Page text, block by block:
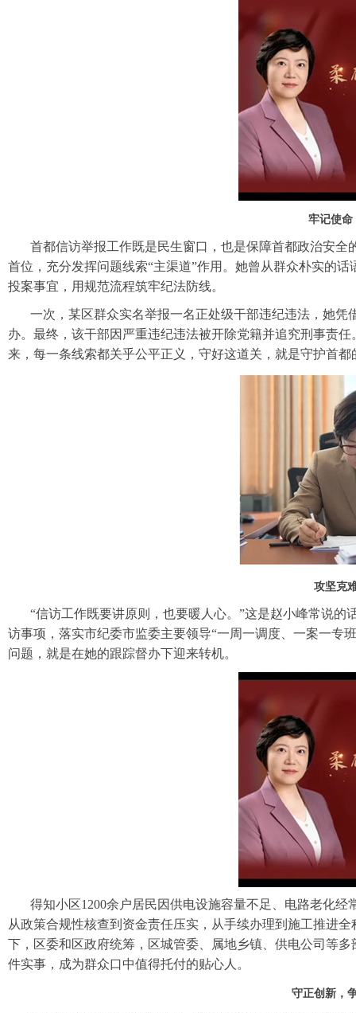
牢记使命
首都信访举报工作既是民生窗口，也是保障首都政治安
首位，充分发挥问题线索“主渠道”作用。她曾从群众朴实的
投案事宜，用规范流程筑牢纪法防线。
一次，某区群众实名举报一名正处级干部违纪违法，她
办。最终，该干部因严重违纪违法被开除党籍并追究刑事责
来，每一条线索都关乎公平正义，守好这道关，就是守护首都
攻坚克
“信访工作既要讲原则，也要暖人心。”这是赵小峰常说
访事项，落实市纪委市监委主要领导“一周一调度、一案一专
问题，就是在她的跟踪督办下迎来转机。
得知小区1200余户居民因供电设施容量不足、电路老化
从政策合规性核查到资金责任压实，从手续办理到施工推进
下，区委和区政府统筹，区城管委、属地乡镇、供电公司等
件实事，成为群众口中值得托付的贴心人。
守正创新，